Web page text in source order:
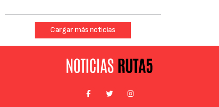
Cargar más noticias